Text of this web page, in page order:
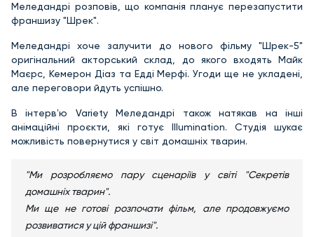
Меледандрі розповів, що компанія планує перезапустити
франшизу "Шрек".
Меледандрі хоче залучити до нового фільму "Шрек-5"
оригінальний акторський склад, до якого входять Майк
Маєрс, Кемерон Діаз та Едді Мерфі. Угоди ще не укладені,
але переговори йдуть успішно.
В інтервʼю Variety Меледандрі також натякав на інші
анімаційні проєкти, які готує Illumination. Студія шукає
можливість повернутися у світ домашніх тварин.
"Ми розробляємо пару сценаріїв у світі "Секретів
домашніх тварин".
Ми ще не готові розпочати фільм, але продовжуємо
розвиватися у цій франшизі".